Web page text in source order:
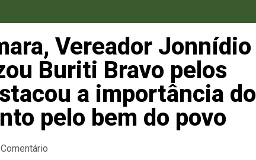
Vereador Jonnídio
Buriti Bravo pelos
a importância do
pelo bem do povo